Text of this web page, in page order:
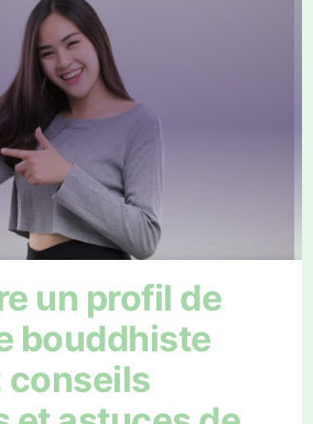
un profil de
bouddhiste